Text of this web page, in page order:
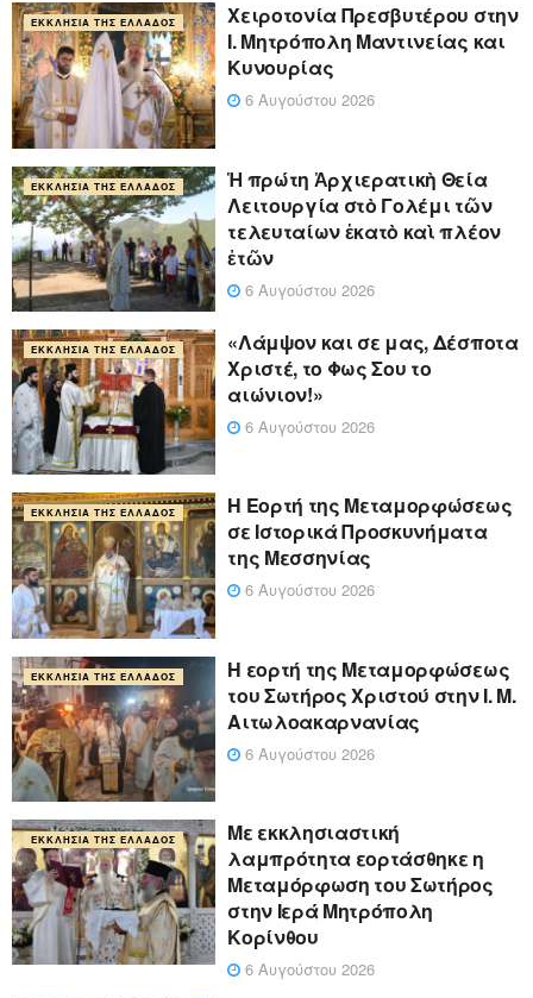
ΕΚΚΛΗΣΊΑ ΤΗΣ ΕΛΛΆΔΟΣ
Xειροτονία Πρεσβυτέρου στην
Ι. Μητρόπολη Μαντινείας και
Κυνουρίας
6 Αυγούστου 2026
ΕΚΚΛΗΣΊΑ ΤΗΣ ΕΛΛΆΔΟΣ
Ἡ πρώτη Ἀρχιερατικὴ Θεία
Λειτουργία στὸ Γολέμι τῶν
τελευταίων ἑκατὸ καὶ πλέον
ἐτῶν
6 Αυγούστου 2026
ΕΚΚΛΗΣΊΑ ΤΗΣ ΕΛΛΆΔΟΣ
«Λάμψον και σε μας, Δέσποτα
Χριστέ, το Φως Σου το
αιώνιον!»
6 Αυγούστου 2026
ΕΚΚΛΗΣΊΑ ΤΗΣ ΕΛΛΆΔΟΣ
Η Εορτή της Μεταμορφώσεως
σε Ιστορικά Προσκυνήματα
της Μεσσηνίας
6 Αυγούστου 2026
ΕΚΚΛΗΣΊΑ ΤΗΣ ΕΛΛΆΔΟΣ
Η εορτή της Μεταμορφώσεως
του Σωτήρος Χριστού στην Ι. Μ.
Αιτωλοακαρνανίας
6 Αυγούστου 2026
ΕΚΚΛΗΣΊΑ ΤΗΣ ΕΛΛΆΔΟΣ
Με εκκλησιαστική
λαμπρότητα εορτάσθηκε η
Μεταμόρφωση του Σωτήρος
στην Ιερά Μητρόπολη
Κορίνθου
6 Αυγούστου 2026